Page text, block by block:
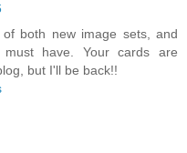
both new image sets, and
have. Your cards are
but I'll be back!!